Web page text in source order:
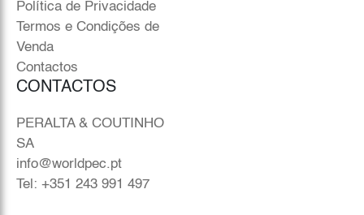
Política de Privacidade
Termos e Condições de
Venda
Contactos
CONTACTOS
PERALTA & COUTINHO
SA
info@worldpec.pt
Tel: +351 243 991 497